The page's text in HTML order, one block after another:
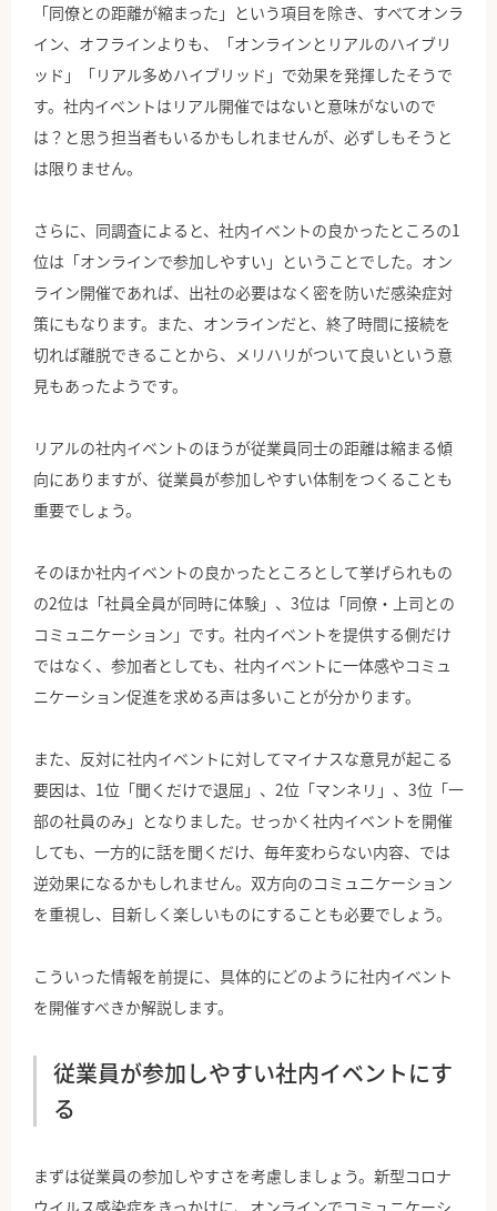
「同僚との距離が縮まった」という項目を除き、すべてオンラ
イン、オフラインよりも、「オンラインとリアルのハイブリ
ッド」「リアル多めハイブリッド」で効果を発揮したそうで
す。社内イベントはリアル開催ではないと意味がないので
は？と思う担当者もいるかもしれませんが、必ずしもそうと
は限りません。
さらに、同調査によると、社内イベントの良かったところの1
位は「オンラインで参加しやすい」ということでした。オン
ライン開催であれば、出社の必要はなく密を防いだ感染症対
策にもなります。また、オンラインだと、終了時間に接続を
切れば離脱できることから、メリハリがついて良いという意
見もあったようです。
リアルの社内イベントのほうが従業員同士の距離は縮まる傾
向にありますが、従業員が参加しやすい体制をつくることも
重要でしょう。
そのほか社内イベントの良かったところとして挙げられもの
の2位は「社員全員が同時に体験」、3位は「同僚・上司との
コミュニケーション」です。社内イベントを提供する側だけ
ではなく、参加者としても、社内イベントに一体感やコミュ
ニケーション促進を求める声は多いことが分かります。
また、反対に社内イベントに対してマイナスな意見が起こる
要因は、1位「聞くだけで退屈」、2位「マンネリ」、3位「一
部の社員のみ」となりました。せっかく社内イベントを開催
しても、一方的に話を聞くだけ、毎年変わらない内容、では
逆効果になるかもしれません。双方向のコミュニケーション
を重視し、目新しく楽しいものにすることも必要でしょう。
こういった情報を前提に、具体的にどのように社内イベント
を開催すべきか解説します。
従業員が参加しやすい社内イベントにす
る
まずは従業員の参加しやすさを考慮しましょう。新型コロナ